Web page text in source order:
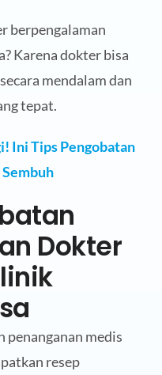
berpengalaman
Karena dokter bisa
mendalam dan
tepat.
Ini Tips Pengobatan
Dokter
penanganan medis
resep